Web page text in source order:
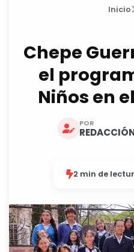
Inicio
Chepe
el
Niños en
POR
2 min de